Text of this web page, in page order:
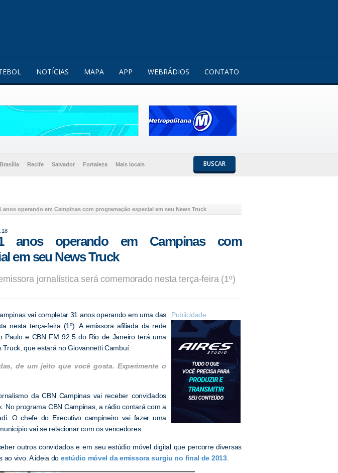
NOTÍCIAS MAPA APP WEBRÁDIOS CONTATO
Brasília Recife Salvador Fortaleza Mais locais BUSCAR
anos operando em Campinas com programação especial em seu News Truck
anos operando em Campinas com
em seu News Truck
jornalística será comemorado nesta terça-feira (1º)
Publicidade
vai completar 31 anos operando em uma das
nesta terça-feira (1º). A emissora afiliada da rede
Paulo e CBN FM 92.5 do Rio de Janeiro terá uma
que estará no Giovannetti Cambuí.
de um jeito que você gosta. Experimente o
da CBN Campinas vai receber convidados
No programa CBN Campinas, a rádio contará com a
O chefe do Executivo campineiro vai fazer uma
vai se relacionar com os vencedores.
outros convidados e em seu estúdio móvel digital que percorre diversas
ao vivo. A ideia do estúdio móvel da emissora surgiu no final de 2013.